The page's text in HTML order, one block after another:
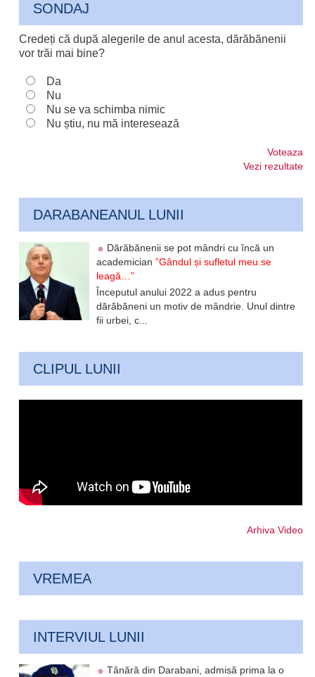
SONDAJ
Credeți că după alegerile de anul acesta, dărăbănenii
vor trăi mai bine?
Da
Nu
Nu se va schimba nimic
Nu știu, nu mă interesează
Voteaza
Vezi rezultate
DARABANEANUL LUNII
Dărăbănenii se pot mândri cu încă un
academician”Gândul și sufletul meu se
leagă…”
Începutul anului 2022 a adus pentru
dărăbăneni un motiv de mândrie. Unul dintre
fii urbei, c...
CLIPUL LUNII
Arhiva Video
VREMEA
INTERVIUL LUNII
Tânără din Darabani, admisă prima la o